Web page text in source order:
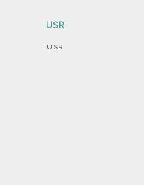
USR
USR